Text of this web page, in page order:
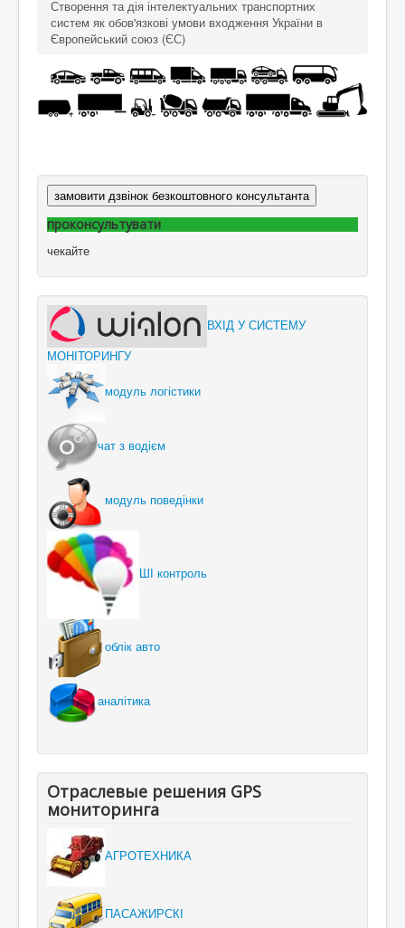
Створення та дія інтелектуальних транспортних
систем як обов'язкові умови входження України в
Європейський союз (ЄС)
замовити дзвінок безкоштовного консультанта
проконсультувати
чекайте
ВХІД У СИСТЕМУ
МОНІТОРИНГУ
модуль логістики
чат з водієм
модуль поведінки
ШІ контроль
облік авто
аналітика
Отраслевые решения GPS
мониторинга
АГРОТЕХНИКА
ПАСАЖИРСКІ